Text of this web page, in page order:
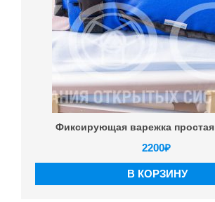
Фиксирующая варежка простая
2200₽
В КОРЗИНУ